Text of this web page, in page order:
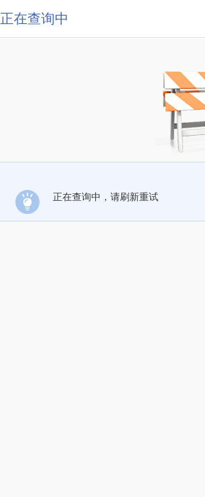
正在查询中
正在查询中，请刷新重试